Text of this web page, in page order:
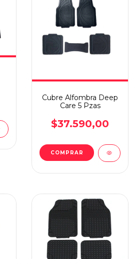
Cubre Alfombra Deep
Care 5 Pzas
$37.590,00